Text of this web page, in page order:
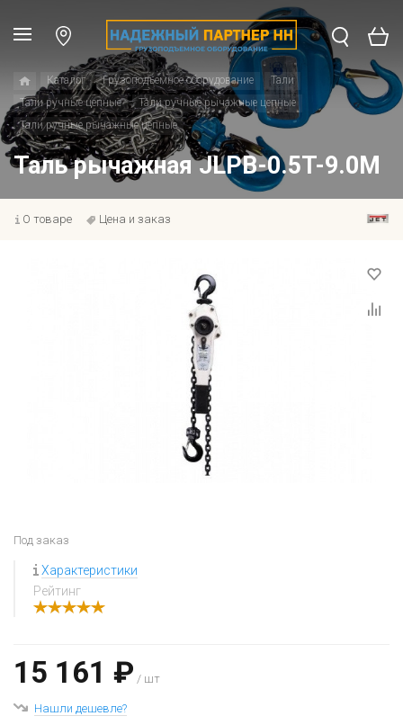
Каталог Грузоподъемное оборудование
Тали
Тали ручные цепные
Тали ручные рычажные цепные
Тали ручные рычажные цепные
Таль рычажная JLPB-0.5T-9.0M
О товаре Цена и заказ
Под заказ
Характеристики
Рейтинг
15 161 ₽ / шт
Нашли дешевле?